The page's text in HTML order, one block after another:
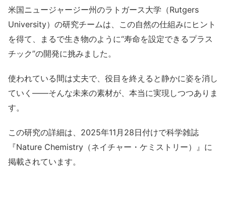
米国ニュージャージー州のラトガース大学（Rutgers
University）の研究チームは、この自然の仕組みにヒント
を得て、まるで生き物のように“寿命を設定できるプラス
チック”の開発に挑みました。
使われている間は丈夫で、役目を終えると静かに姿を消し
ていく――そんな未来の素材が、本当に実現しつつありま
す。
この研究の詳細は、2025年11月28日付けで科学雑誌
『Nature Chemistry（ネイチャー・ケミストリー）』に
掲載されています。